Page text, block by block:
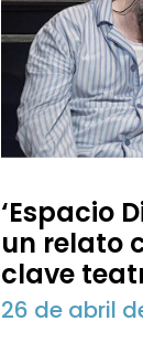
‘Espacio
un relato
clave
26 de abril